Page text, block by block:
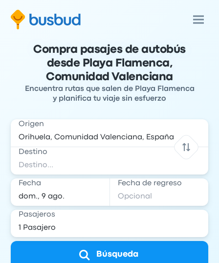
Compra pasajes de autobús
desde Playa Flamenca,
Comunidad Valenciana
Encuentra rutas que salen de Playa Flamenca
y planifica tu viaje sin esfuerzo
Origen
Destino
Fecha Fecha de regreso
Pasajeros
Búsqueda